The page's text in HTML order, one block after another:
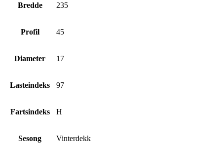
Bredde 235
Profil 45
Diameter 17
Lasteindeks 97
Fartsindeks H
Sesong Vinterdekk